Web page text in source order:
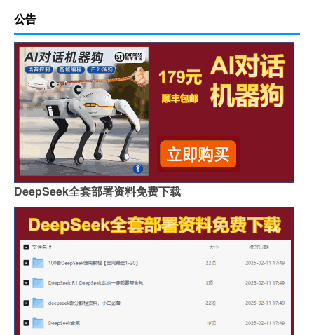
公告
DeepSeek全套部署资料免费下载